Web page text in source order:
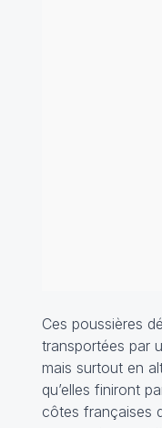
Ces poussières
transportées par
mais surtout en
qu’elles finiront
côtes françaises